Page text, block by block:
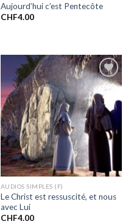
Aujourd’hui c’est Pentecôte
CHF4.00
Ajouter
à la liste
de
souhaits
AUDIOS SIMPLES (F)
Le Christ est ressuscité, et nous
avec Lui
CHF4.00